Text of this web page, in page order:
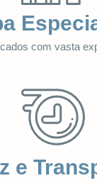
com vasta
e